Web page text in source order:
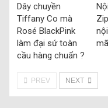
Dây chuyền
Tiffany Co mà
Rosé BlackPink
làm đại sứ toàn
cầu hàng chuẩn ?
PREV NEXT